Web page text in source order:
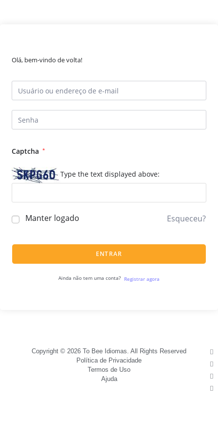
Olá, bem-vindo de volta!
Captcha *
Type the text displayed above:
Manter logado Esqueceu?
ENTRAR
Ainda não tem uma conta? Registrar agora
Copyright © 2026 To Bee Idiomas. All Rights Reserved
Política de Privacidade
Termos de Uso
Ajuda